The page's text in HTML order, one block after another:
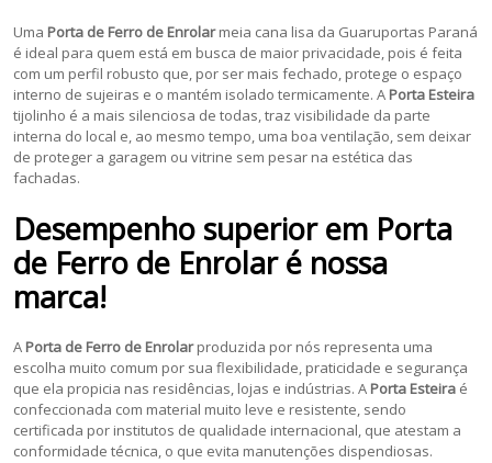
Uma Porta de Ferro de Enrolarmeia cana lisa da Guaruportas Paraná
é ideal para quem está em busca de maior privacidade, pois é feita
com um perfil robusto que, por ser mais fechado, protege o espaço
interno de sujeiras e o mantém isolado termicamente. A Porta Esteira
tijolinho é a mais silenciosa de todas, traz visibilidade da parte
interna do local e, ao mesmo tempo, uma boa ventilação, sem deixar
de proteger a garagem ou vitrine sem pesar na estética das
fachadas.
Desempenho superior em Porta
de Ferro de Enrolar é nossa
marca!
A Porta de Ferro de Enrolarproduzida por nós representa uma
escolha muito comum por sua flexibilidade, praticidade e segurança
que ela propicia nas residências, lojas e indústrias. A Porta Esteira é
confeccionada com material muito leve e resistente, sendo
certificada por institutos de qualidade internacional, que atestam a
conformidade técnica, o que evita manutenções dispendiosas.